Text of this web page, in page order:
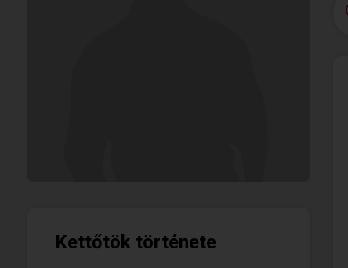
Kettőtök története